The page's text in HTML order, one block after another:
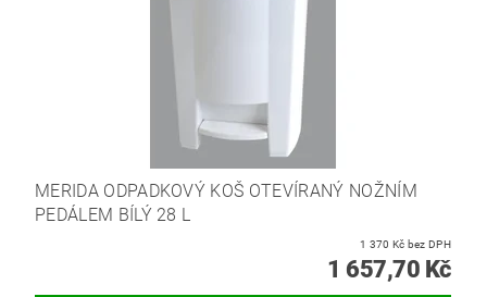
MERIDA ODPADKOVÝ KOŠ OTEVÍRANÝ NOŽNÍM
PEDÁLEM BÍLÝ 28 L
1 370 Kč bez DPH
1 657,70 Kč